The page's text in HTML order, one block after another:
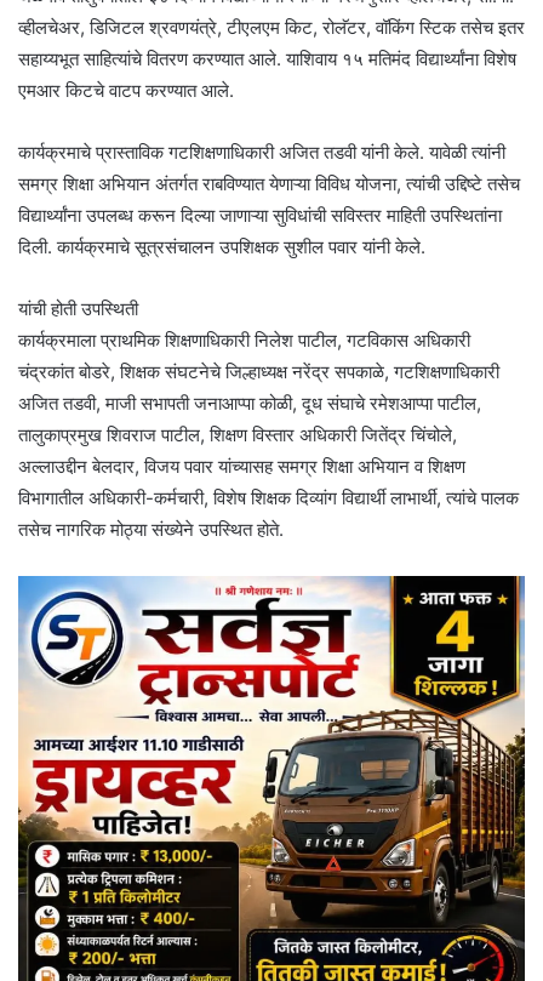
व्हीलचेअर, डिजिटल श्रवणयंत्रे, टीएलएम किट, रोलॅटर, वॉकिंग स्टिक तसेच इतर
सहाय्यभूत साहित्यांचे वितरण करण्यात आले. याशिवाय १५ मतिमंद विद्यार्थ्यांना विशेष
एमआर किटचे वाटप करण्यात आले.
कार्यक्रमाचे प्रास्ताविक गटशिक्षणाधिकारी अजित तडवी यांनी केले. यावेळी त्यांनी
समग्र शिक्षा अभियान अंतर्गत राबविण्यात येणाऱ्या विविध योजना, त्यांची उद्दिष्टे तसेच
विद्यार्थ्यांना उपलब्ध करून दिल्या जाणाऱ्या सुविधांची सविस्तर माहिती उपस्थितांना
दिली. कार्यक्रमाचे सूत्रसंचालन उपशिक्षक सुशील पवार यांनी केले.
यांची होती उपस्थिती
कार्यक्रमाला प्राथमिक शिक्षणाधिकारी निलेश पाटील, गटविकास अधिकारी
चंद्रकांत बोडरे, शिक्षक संघटनेचे जिल्हाध्यक्ष नरेंद्र सपकाळे, गटशिक्षणाधिकारी
अजित तडवी, माजी सभापती जनाआप्पा कोळी, दूध संघाचे रमेशआप्पा पाटील,
तालुकाप्रमुख शिवराज पाटील, शिक्षण विस्तार अधिकारी जितेंद्र चिंचोले,
अल्लाउद्दीन बेलदार, विजय पवार यांच्यासह समग्र शिक्षा अभियान व शिक्षण
विभागातील अधिकारी-कर्मचारी, विशेष शिक्षक दिव्यांग विद्यार्थी लाभार्थी, त्यांचे पालक
तसेच नागरिक मोठ्या संख्येने उपस्थित होते.